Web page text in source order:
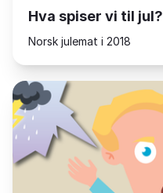
Hva spiser vi til jul?
Norsk julemat i 2018